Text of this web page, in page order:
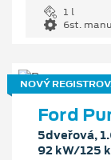
1 l
6st.
NOVÝ
Ford
5dveřová,
92 kW/125